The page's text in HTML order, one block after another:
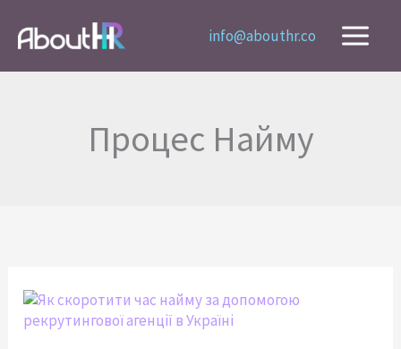
вмісту
info@abouthr.co
Процес Найму
Як
скоротити